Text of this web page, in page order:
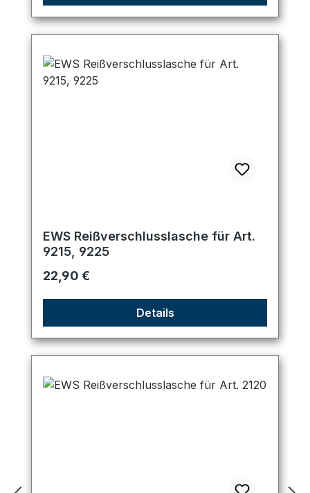
EWS Reißverschlusslasche für Art.
9215, 9225
Regulärer Preis:
22,90 €
Details